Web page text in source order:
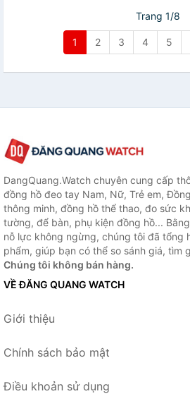
Trang 1/8
1 2 3 4 5
DangQuang.Watch chuyên cung cấp
đồng hồ đeo tay Nam, Nữ, Trẻ em,
thông minh, đồng hồ thể thao, đo sức
tường, để bàn, phụ kiện đồng hồ...
nỗ lực không ngừng, chúng tôi đã tổng
phẩm, giúp bạn có thể so sánh giá, tìm
Chúng tôi không bán hàng.
VỀ ĐĂNG QUANG WATCH
Giới thiệu
Chính sách bảo mật
Điều khoản sử dụng